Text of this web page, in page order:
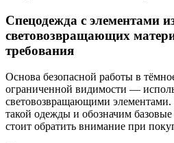
Спецодежда с элементами
световозвращающих
требования
Основа безопасной работы в
ограниченной видимости —
световозвращающими элементами.
такой одежды и обозначим
стоит обратить внимание при